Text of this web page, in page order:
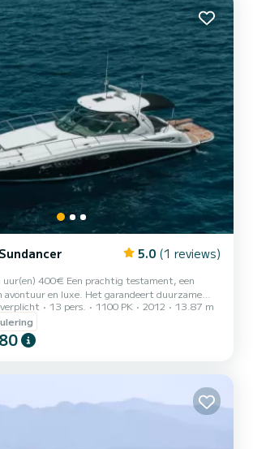
5.0 (1 reviews)
prachtig testament, een
Het garandeert duurzame
zonsondergangen en gekoesterde
zet een nieuw hoogtepunt in maritieme normen.
belooft een blijvende parel te worden in
leven. Belangrijke opmerking: -
13 pers. 1100 PK 2012
13.87 m